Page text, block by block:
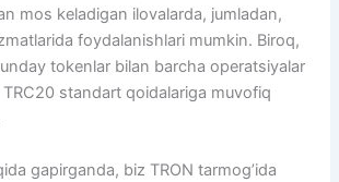
mos keladigan ilovalarda, jumladan,
foydalanishlari mumkin. Biroq,
tokenlar bilan barcha operatsiyalar
standart qoidalariga muvofiq
gapirganda, biz TRON tarmog’ida